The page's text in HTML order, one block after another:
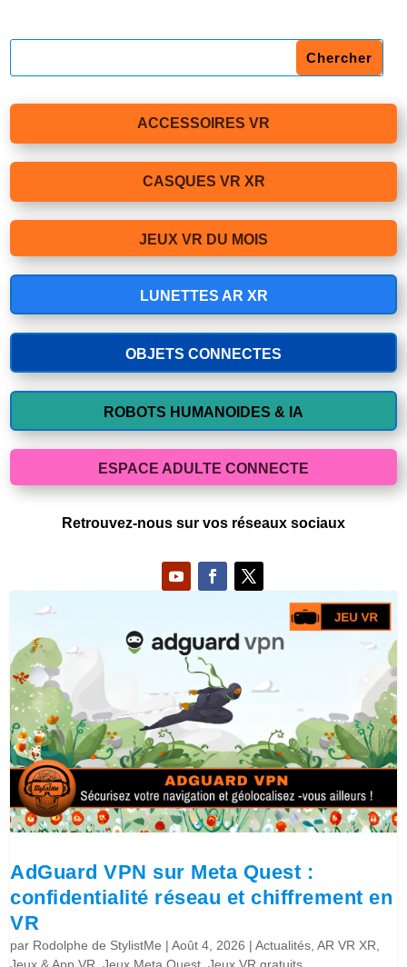
ACCESSOIRES VR
CASQUES VR XR
JEUX VR DU MOIS
LUNETTES AR XR
OBJETS CONNECTES
ROBOTS HUMANOIDES & IA
ESPACE ADULTE CONNECTE
Retrouvez-nous sur vos réseaux sociaux
AdGuard VPN sur Meta Quest :
confidentialité réseau et chiffrement en
VR
par Rodolphe de StylistMe |Août 4, 2026 |Actualités ,AR VR XR
Jeux & App VR ,Jeux Meta Quest ,Jeux VR gratuits